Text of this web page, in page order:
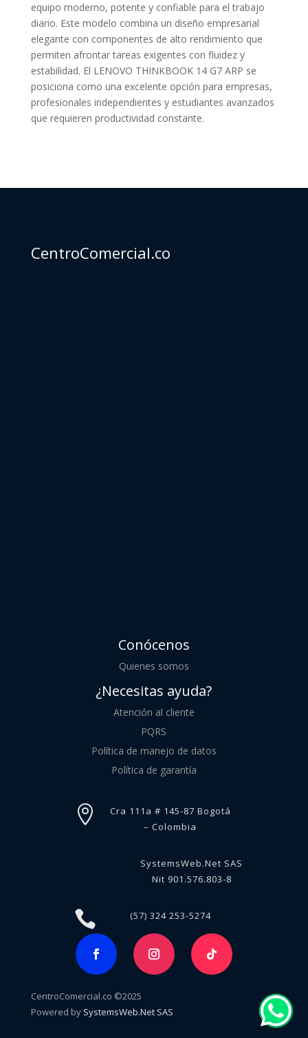
equipo moderno, potente y confiable para el trabajo
diario. Este modelo combina un diseño empresarial
elegante con componentes de alto rendimiento que
permiten afrontar tareas exigentes con fluidez y
estabilidad. El LENOVO THINKBOOK 14 G7 ARP se
posiciona como una excelente opción para empresas,
profesionales independientes y estudiantes avanzados
que requieren productividad constante.
CentroComercial.co
Conócenos
Quienes somos
¿Necesitas ayuda?
Atención al cliente
PQRS
Política de manejo de datos
Política de garantía

Cra 111a # 145-87 Bogotá
– Colombia
SystemsWeb.Net SAS
Nit 901.576.803-8
 (57) 324 253-5274
CentroComercial.co ©2025
Powered by SystemsWeb.Net SAS